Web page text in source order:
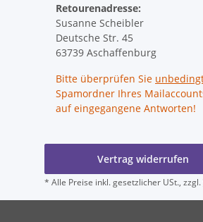
Retourenadresse:
Susanne Scheibler
Deutsche Str. 45
63739 Aschaffenburg
Bitte überprüfen Sie
Spamordner Ihres
auf eingegangene Antworten!
Vertrag widerrufen
* Alle Preise inkl. gesetzlicher USt., zzgl.